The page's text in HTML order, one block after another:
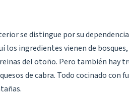
se distingue por su
los ingredientes vienen de
del otoño. Pero también hay
de cabra. Todo cocinado con